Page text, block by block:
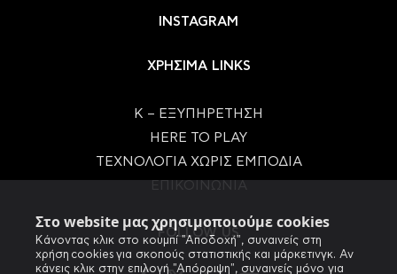
Στο website μας χρησιμοποιούμε cookies
Κάνοντας κλικ στο κουμπί "Αποδοχή", συναινείς στη
χρήση cookies για σκοπούς στατιστικής και μάρκετινγκ. Αν
κάνεις κλικ στην επιλογή "Απόρριψη", συναινείς μόνο για
INSTAGRAM
ΧΡΗΣΙΜΑ LINKS
Κ – ΕΞΥΠΗΡΕΤΗΣΗ
HERE TO PLAY
ΤΕΧΝΟΛΟΓΙΑ ΧΩΡΙΣ ΕΜΠΟΔΙΑ
FOLLOW US